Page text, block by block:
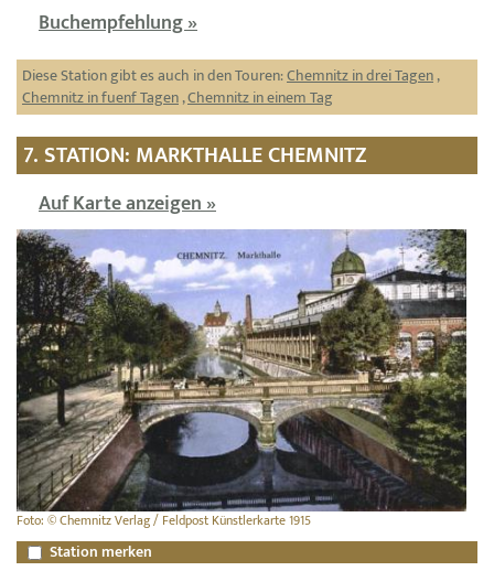
Buchempfehlung »
Diese Station gibt es auch in den Touren:Chemnitz in drei Tagen,
Chemnitz in fuenf Tagen,Chemnitz in einem Tag
7. STATION: MARKTHALLE CHEMNITZ
Auf Karte anzeigen »
Foto: © Chemnitz Verlag / Feldpost Künstlerkarte 1915
Station merken